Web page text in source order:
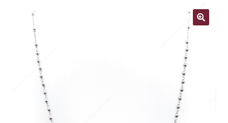
La nostra storia
Contatti
Carrello